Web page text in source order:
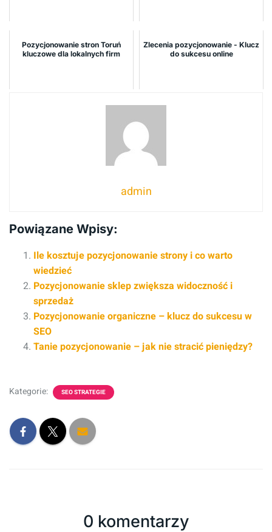
Pozycjonowanie stron Toruń
kluczowe dla lokalnych firm
Zlecenia pozycjonowanie - Klucz
do sukcesu online
admin
Powiązane Wpisy:
Ile kosztuje pozycjonowanie strony i co warto
wiedzieć
Pozycjonowanie sklep zwiększa widoczność i
sprzedaż
Pozycjonowanie organiczne – klucz do sukcesu w
SEO
Tanie pozycjonowanie – jak nie stracić pieniędzy?
Kategorie: SEO STRATEGIE
0 komentarzy